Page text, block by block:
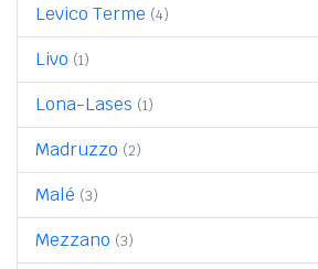
Levico Terme (4)
Livo (1)
Lona-Lases (1)
Madruzzo (2)
Malé (3)
Mezzano (3)